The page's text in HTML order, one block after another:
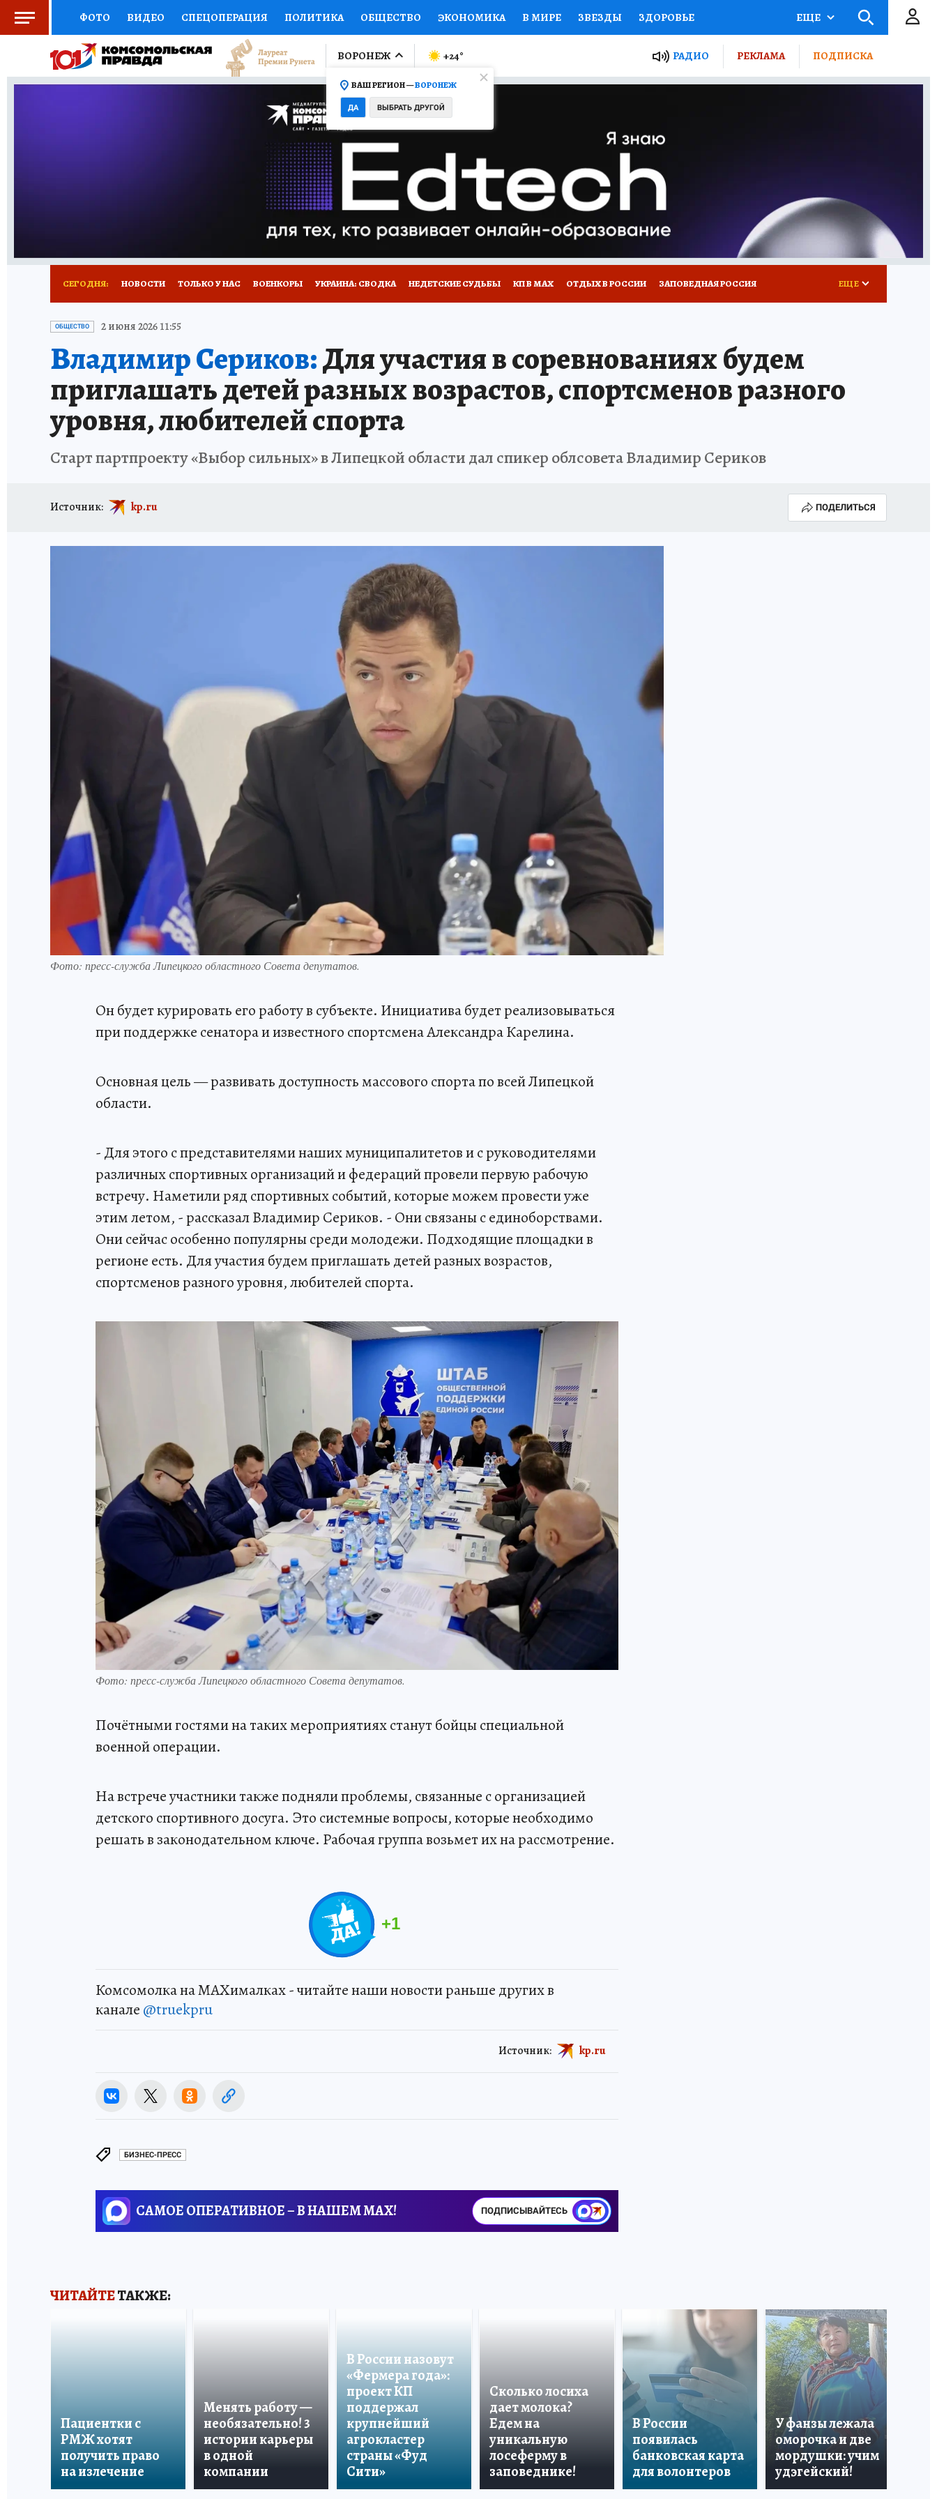
ФОТО ВИДЕО СПЕЦОПЕРАЦИЯ ПОЛИТИКА ОБЩЕСТВО ЭКОНОМИКА В МИРЕ ЗВЕЗДЫ ЗДОРОВЬЕ
СОЦПОДДЕРЖКА НАУКА СПОРТ КОЛУМНИСТЫ ПРОИСШЕСТВИЯ НАЦИОНАЛЬНЫЕ ПРОЕКТЫ РОССИИ
ВЫБОР ЭКСПЕРТОВ ДОКТОР ФИНАНСЫ ОТКРЫВАЕМ МИР Я ЗНАЮ СЕМЬЯ ЖЕНСКИЕ СЕКРЕТЫ ПУТЕВОДИТЕЛЬ
ПРОГНОЗЫ НА СПОРТ ПРОМОКОДЫ СЕРИАЛЫ
ТЕЛЕВИЗОР КОЛЛЕКЦИИ КОНКУРСЫ ГИД ПОТРЕБИТЕЛЯ
НОВОЕ НА САЙТЕ
ЕЩЕ
ВОРОНЕЖ
ВАШ РЕГИОН —ВОРОНЕЖ
ДА ВЫБРАТЬ ДРУГОЙ
+24° РАДИО РЕКЛАМА ПОДПИСКА
СЕГОДНЯ: НОВОСТИ ТОЛЬКО У НАС ВОЕНКОРЫ УКРАИНА: СВОДКА НЕДЕТСКИЕ СУДЬБЫ КП В МАХ ОТДЫХ В РОССИИ ЗАПОВЕДНАЯ РОССИЯ
ПРОИСШЕСТВИЯ
ЕЩЕ
ОБЩЕСТВО 2 июня 2026 11:55
Владимир Сериков:Для участия в соревнованиях будем
приглашать детей разных возрастов, спортсменов разного
уровня, любителей спорта
Старт партпроекту «Выбор сильных» в Липецкой области дал спикер облсовета Владимир Сериков
Источник: kp.ru ПОДЕЛИТЬСЯ
Фото: пресс-служба Липецкого областного Совета депутатов.
Он будет курировать его работу в субъекте. Инициатива будет реализовываться
при поддержке сенатора и известного спортсмена Александра Карелина.
Основная цель — развивать доступность массового спорта по всей Липецкой
области.
- Для этого с представителями наших муниципалитетов и с руководителями
различных спортивных организаций и федераций провели первую рабочую
встречу. Наметили ряд спортивных событий, которые можем провести уже
этим летом, - рассказал Владимир Сериков. - Они связаны с единоборствами.
Они сейчас особенно популярны среди молодежи. Подходящие площадки в
регионе есть. Для участия будем приглашать детей разных возрастов,
спортсменов разного уровня, любителей спорта.
Фото: пресс-служба Липецкого областного Совета депутатов.
Почётными гостями на таких мероприятиях станут бойцы специальной
военной операции.
На встрече участники также подняли проблемы, связанные с организацией
детского спортивного досуга. Это системные вопросы, которые необходимо
решать в законодательном ключе. Рабочая группа возьмет их на рассмотрение.
+1
Комсомолка на MAXималках - читайте наши новости раньше других в
канале @truekpru
Источник: kp.ru
БИЗНЕС-ПРЕСС
САМОЕ ОПЕРАТИВНОЕ – В НАШЕМ MAX! ПОДПИСЫВАЙТЕСЬ
ЧИТАЙТЕТАКЖЕ:
Пациентки с
РМЖ хотят
получить право
на излечение
Менять работу —
необязательно! 3
истории карьеры
в одной
компании
В России назовут
«Фермера года»:
проект КП
поддержал
крупнейший
агрокластер
страны «Фуд
Сити»
Сколько лосиха
дает молока?
Едем на
уникальную
лосеферму в
заповеднике!
В России
появилась
банковская карта
для волонтеров
У фанзы лежала
оморочка и две
мордушки: учим
удэгейский!